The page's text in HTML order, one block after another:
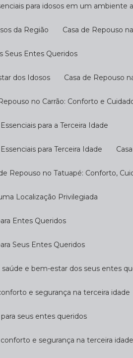
para idosos em um ambiente
da Região Casa de Repouso
Seus Entes Queridos
dos Idosos Casa de Repouso
Repouso no Carrão: Conforto e
para a Terceira Idade
para Terceira Idade
de Repouso no Tatuapé: Conforto,
Localização Privilegiada
Entes Queridos
Seus Entes Queridos
saúde e bem-estar dos seus entes
e segurança na terceira idade
seus entes queridos
e segurança na terceira idade